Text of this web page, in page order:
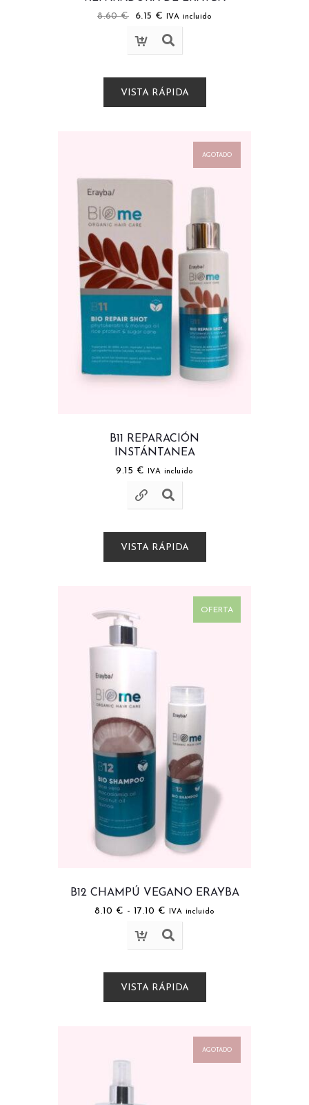
8.60€ 6.15 € IVA incluido
VISTA RÁPIDA
AGOTADO
B11 REPARACIÓN
INSTÁNTANEA
9.15 € IVA incluido
VISTA RÁPIDA
OFERTA
B12 CHAMPÚ VEGANO ERAYBA
8.10 € - 17.10 € IVA incluido
VISTA RÁPIDA
AGOTADO